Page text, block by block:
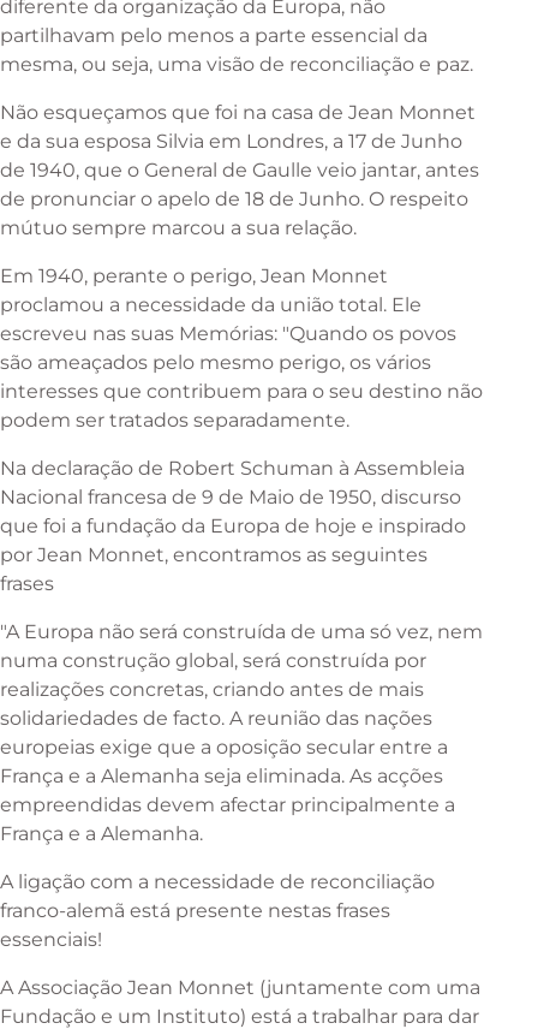
diferente da organização da Europa, não
partilhavam pelo menos a parte essencial da
mesma, ou seja, uma visão de reconciliação e paz.
Não esqueçamos que foi na casa de Jean Monnet
e da sua esposa Silvia em Londres, a 17 de Junho
de 1940, que o General de Gaulle veio jantar, antes
de pronunciar o apelo de 18 de Junho. O respeito
mútuo sempre marcou a sua relação.
Em 1940, perante o perigo, Jean Monnet
proclamou a necessidade da união total. Ele
escreveu nas suas Memórias: "Quando os povos
são ameaçados pelo mesmo perigo, os vários
interesses que contribuem para o seu destino não
podem ser tratados separadamente.
Na declaração de Robert Schuman à Assembleia
Nacional francesa de 9 de Maio de 1950, discurso
que foi a fundação da Europa de hoje e inspirado
por Jean Monnet, encontramos as seguintes
frases
"A Europa não será construída de uma só vez, nem
numa construção global, será construída por
realizações concretas, criando antes de mais
solidariedades de facto. A reunião das nações
europeias exige que a oposição secular entre a
França e a Alemanha seja eliminada. As acções
empreendidas devem afectar principalmente a
França e a Alemanha.
A ligação com a necessidade de reconciliação
franco-alemã está presente nestas frases
essenciais!
A Associação Jean Monnet (juntamente com uma
Fundação e um Instituto) está a trabalhar para dar